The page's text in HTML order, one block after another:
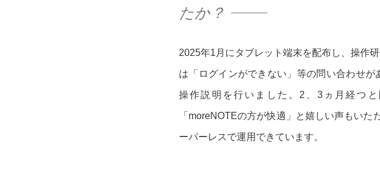
たか？
2025年1月にタブレット端末を配布し、操作
は「ログインができない」等の問い合わせ
操作説明を行いました。2、3ヵ月経つ
「moreNOTEの方が快適」と嬉しい声もい
ーパーレスで運用できています。